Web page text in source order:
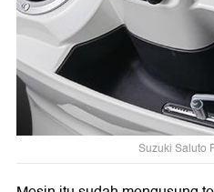
Suzuki Saluto